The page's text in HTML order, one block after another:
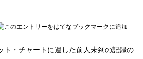
ト・チャートに遺した前人未到の記録の